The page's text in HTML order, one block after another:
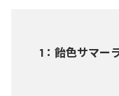
1 ： 飴色サマー